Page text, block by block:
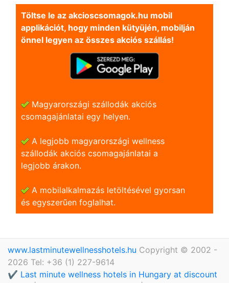
Töltse le az akcioscsomagok.hu mobil
applikációt, hogy minden kütyüjén, mobilján
önnel legyen az összes akciós szállás!
Magyarországi szállodák akciós
csomagajánlatai egy helyen.
A legjobb magyarországi wellness
szállodák akciós csomagajánlatai a
legjobb árakon.
A mobilalkalmazás letöltésével gyorsan
és egyszerũen foglalhat.
www.lastminutewellnesshotels.hu Copyright © 2002 -
2026 Tel: +36 (1) 227-9614
✔️ Last minute wellness hotels in Hungary at discount